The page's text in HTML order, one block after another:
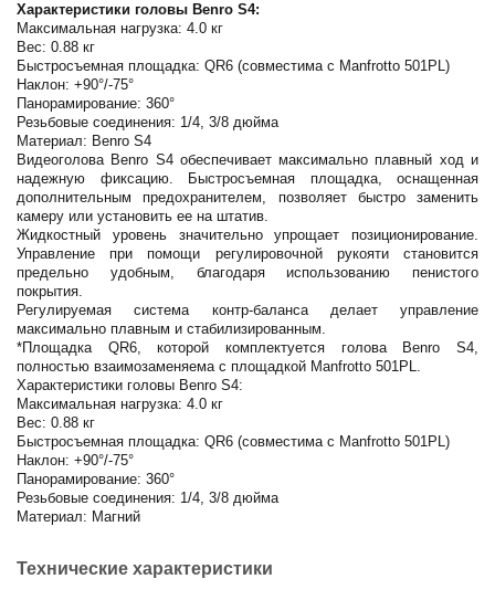
Характеристики головы Benro S4:
Максимальная нагрузка: 4.0 кг
Вес: 0.88 кг
Быстросъемная площадка: QR6 (совместима с Manfrotto 501PL)
Наклон: +90°/-75°
Панорамирование: 360°
Резьбовые соединения: 1/4, 3/8 дюйма
Материал: Benro S4
Видеоголова Benro S4 обеспечивает максимально плавный ход и
надежную фиксацию. Быстросъемная площадка, оснащенная
дополнительным предохранителем, позволяет быстро заменить
камеру или установить ее на штатив.
Жидкостный уровень значительно упрощает позиционирование.
Управление при помощи регулировочной рукояти становится
предельно удобным, благодаря использованию пенистого
покрытия.
Регулируемая система контр-баланса делает управление
максимально плавным и стабилизированным.
*Площадка QR6, которой комплектуется голова Benro S4,
полностью взаимозаменяема с площадкой Manfrotto 501PL.
Характеристики головы Benro S4:
Максимальная нагрузка: 4.0 кг
Вес: 0.88 кг
Быстросъемная площадка: QR6 (совместима с Manfrotto 501PL)
Наклон: +90°/-75°
Панорамирование: 360°
Резьбовые соединения: 1/4, 3/8 дюйма
Материал: Магний
Технические характеристики